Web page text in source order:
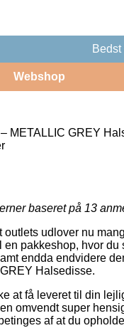
Webshop
METALLIC GREY
baseret på 13
outlets udlover nu
en pakkeshop, hvor
endda endvidere
Halsedisse.
at få leveret til din
omvendt super
af at du